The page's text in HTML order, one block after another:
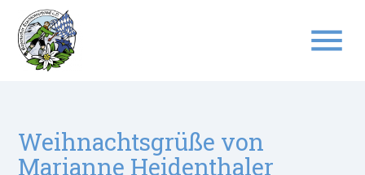
menu
Weihnachtsgrüße von
Marianne Heidenthaler